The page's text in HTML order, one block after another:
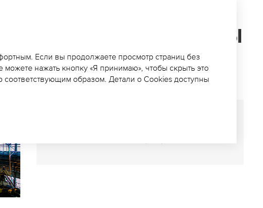
НАРАЩИВАЕТ ОБЪЁМЫ
Если вы продолжаете просмотр страниц без
нажать кнопку «Я принимаю», чтобы скрыть это
образом. Детали о Cookies доступны